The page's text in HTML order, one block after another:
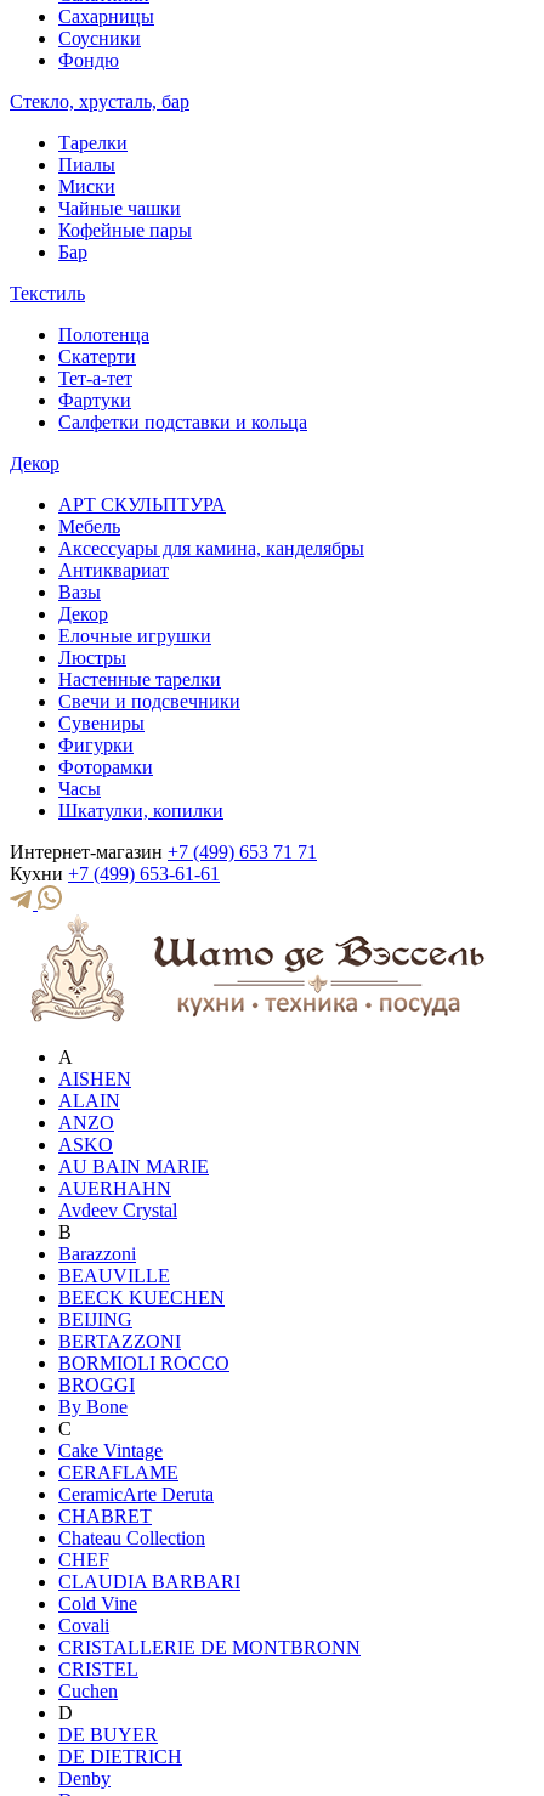
Сахарницы
Соусники
Фондю
Стекло, хрусталь, бар
Тарелки
Пиалы
Миски
Чайные чашки
Кофейные пары
Бар
Текстиль
Полотенца
Скатерти
Тет-а-тет
Фартуки
Салфетки подставки и кольца
Декор
АРТ СКУЛЬПТУРА
Мебель
Аксессуары для камина, канделябры
Антиквариат
Вазы
Декор
Елочные игрушки
Люстры
Настенные тарелки
Свечи и подсвечники
Сувениры
Фигурки
Фоторамки
Часы
Шкатулки, копилки
Интернет-магазин +7 (499) 653 71 71
Кухни +7 (499) 653-61-61
A
AISHEN
ALAIN
ANZO
ASKO
AU BAIN MARIE
AUERHAHN
Avdeev Crystal
B
Barazzoni
BEAUVILLE
BEECK KUECHEN
BEIJING
BERTAZZONI
BORMIOLI ROCCO
BROGGI
By Bone
C
Cake Vintage
CERAFLAME
CeramicArte Deruta
CHABRET
Chateau Collection
CHEF
CLAUDIA BARBARI
Cold Vine
Covali
CRISTALLERIE DE MONTBRONN
CRISTEL
Cuchen
D
DE BUYER
DE DIETRICH
Denby